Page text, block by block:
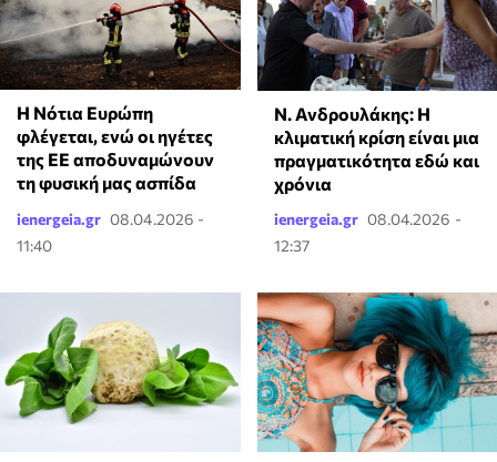
Η Νότια Ευρώπη
φλέγεται, ενώ οι ηγέτες
της ΕΕ αποδυναμώνουν
τη φυσική μας ασπίδα
ienergeia.gr 08.04.2026 -
11:40
Ν. Ανδρουλάκης: Η
κλιματική κρίση είναι μια
πραγματικότητα εδώ και
χρόνια
ienergeia.gr 08.04.2026 -
12:37